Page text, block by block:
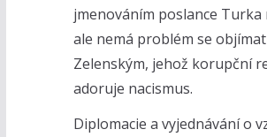
jmenováním poslance Turka
ale nemá problém se
Zelenským, jehož korupční
adoruje nacismus.
Diplomacie a vyjednávání o